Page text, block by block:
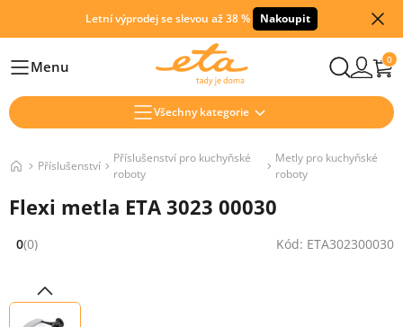
Letní výprodej se slevou až 38 % Nakoupit
HlavníMenu 0
Všechny kategorie
Příslušenství
Příslušenství pro kuchyňské
roboty
Metly pro kuchyňské
roboty
Flexi metla ETA 3023 00030
Hodnocení: 0 z 5 (0 recenzí)
0(0) Kód: ETA302300030